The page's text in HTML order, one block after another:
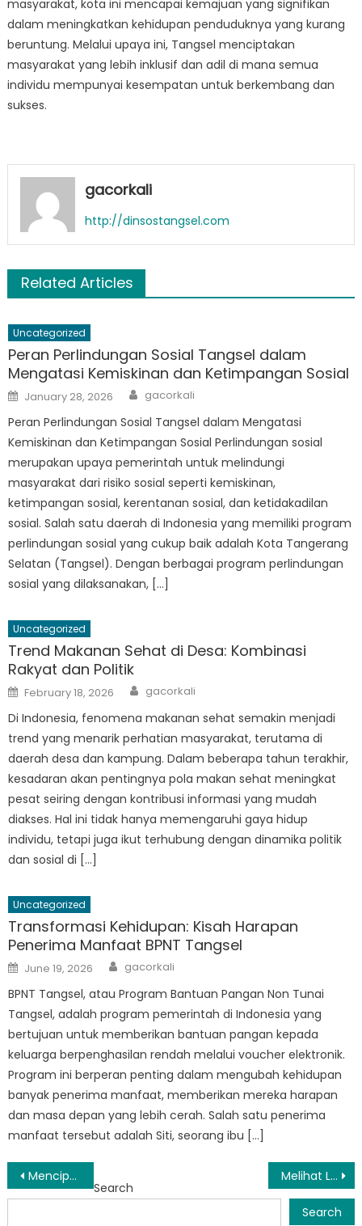
masyarakat, kota ini mencapai kemajuan yang signifikan
dalam meningkatkan kehidupan penduduknya yang kurang
beruntung. Melalui upaya ini, Tangsel menciptakan
masyarakat yang lebih inklusif dan adil di mana semua
individu mempunyai kesempatan untuk berkembang dan
sukses.
gacorkali
http://dinsostangsel.com
Related Articles
Uncategorized
Peran Perlindungan Sosial Tangsel dalam
Mengatasi Kemiskinan dan Ketimpangan Sosial
Posted
on
January 28, 2026 Author
gacorkali
Peran Perlindungan Sosial Tangsel dalam Mengatasi
Kemiskinan dan Ketimpangan Sosial Perlindungan sosial
merupakan upaya pemerintah untuk melindungi
masyarakat dari risiko sosial seperti kemiskinan,
ketimpangan sosial, kerentanan sosial, dan ketidakadilan
sosial. Salah satu daerah di Indonesia yang memiliki program
perlindungan sosial yang cukup baik adalah Kota Tangerang
Selatan (Tangsel). Dengan berbagai program perlindungan
sosial yang dilaksanakan, […]
Uncategorized
Trend Makanan Sehat di Desa: Kombinasi
Rakyat dan Politik
Posted
on
February 18, 2026 Author
gacorkali
Di Indonesia, fenomena makanan sehat semakin menjadi
trend yang menarik perhatian masyarakat, terutama di
daerah desa dan kampung. Dalam beberapa tahun terakhir,
kesadaran akan pentingnya pola makan sehat meningkat
pesat seiring dengan kontribusi informasi yang mudah
diakses. Hal ini tidak hanya memengaruhi gaya hidup
individu, tetapi juga ikut terhubung dengan dinamika politik
dan sosial di […]
Uncategorized
Transformasi Kehidupan: Kisah Harapan
Penerima Manfaat BPNT Tangsel
Posted
on
June 19, 2026 Author
gacorkali
BPNT Tangsel, atau Program Bantuan Pangan Non Tunai
Tangsel, adalah program pemerintah di Indonesia yang
bertujuan untuk memberikan bantuan pangan kepada
keluarga berpenghasilan rendah melalui voucher elektronik.
Program ini berperan penting dalam mengubah kehidupan
banyak penerima manfaat, memberikan mereka harapan
dan masa depan yang lebih cerah. Salah satu penerima
manfaat tersebut adalah Siti, seorang ibu […]
Post
navigation
Menciptakan Masa Depan Lebih Cerah: Pentingnya Rehabilitasi Sosial di Tangsel Melihat Lebih Dekat Program Dukungan Disabilitas Komprehensif di Tangsel
Search
Search